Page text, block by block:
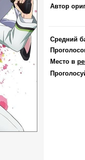
Автор
Средний
Место в